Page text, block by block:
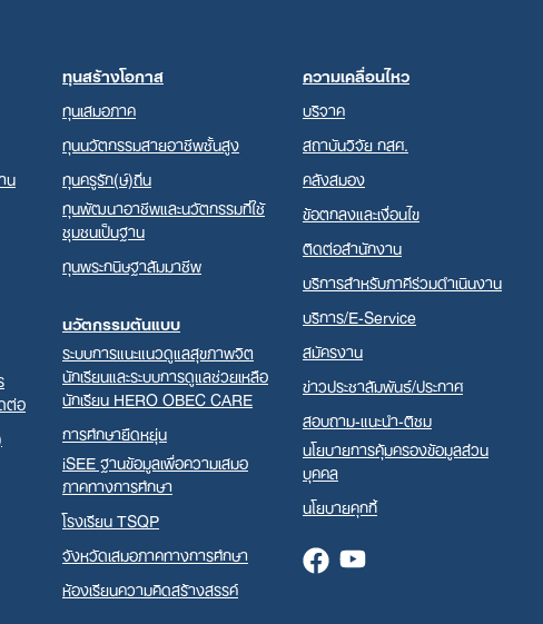
น
ต่อ
ทุนสร้างโอกาส
ทุนเสมอภาค
ทุนนวัตกรรมสายอาชีพชั้นสูง
ทุนครูรัก(ษ์)ถิ่น
ทุนพัฒนาอาชีพและนวัตกรรมที่ใช้
ชุมชนเป็นฐาน
ทุนพระกนิษฐาสัมมาชีพ
นวัตกรรมต้นแบบ
ระบบการแนะแนวดูแลสุขภาพจิต
นักเรียนและระบบการดูแลช่วยเหลือ
นักเรียน HERO OBEC CARE
การศึกษายืดหยุ่น
iSEE ฐานข้อมูลเพื่อความเสมอ
ภาคทางการศึกษา
โรงเรียน TSQP
จังหวัดเสมอภาคทางการศึกษา
ห้องเรียนความคิดสร้างสรรค์
ความเคลื่อนไหว
บริจาค
สถาบันวิจัย กสศ.
คลังสมอง
ข้อตกลงและเงื่อนไข
ติดต่อสำนักงาน
บริการสำหรับภาคีร่วมดำเนินงาน
บริการ/E-Service
สมัครงาน
ข่าวประชาสัมพันธ์/ประกาศ
สอบถาม-แนะนำ-ติชม
นโยบายการคุ้มครองข้อมูลส่วน
บุคคล
นโยบายคุกกี้
FacebookYoutube